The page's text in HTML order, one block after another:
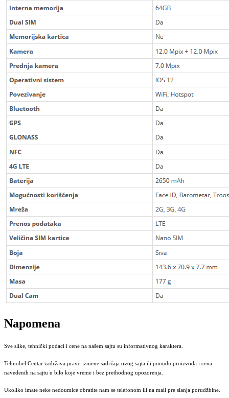
Napomena
Sve slike, tehnički podaci i cene na našem sajtu su informativnog karaktera.
Tehnobel Centar zadržava pravo izmene sadržaja ovog sajta ili ponudu proizvoda i cena
navedenih na sajtu u bilo koje vreme i bez prethodnog upozorenja.
Ukoliko imate neke nedoumice obratite nam se telefonom ili na mail pre slanja porudžbine.